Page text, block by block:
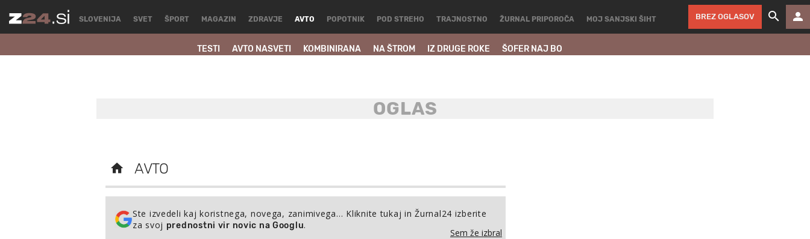
SLOVENIJA SVET ŠPORT MAGAZIN ZDRAVJE AVTO
TESTI AVTO NASVETI KOMBINIRANA NA ŠTROM IZ DRUGE ROKE ŠOFER NAJ BO
POPOTNIK POD STREHO TRAJNOSTNO ŽURNAL PRIPOROČA MOJ SANJSKI ŠIHT BREZ OGLASOV
AVTO
Ste izvedeli kaj koristnega, novega, zanimivega… Kliknite tukaj in Žurnal24 izberite
za svoj prednostni vir novic na Googlu.
Sem že izbral